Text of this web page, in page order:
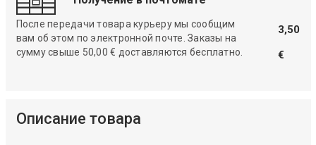
После передачи товара курьеру мы сообщим
вам об этом по электронной почте. Заказы на
сумму свыше 50,00 € доставляются бесплатно.
3,50
€
Описание товара